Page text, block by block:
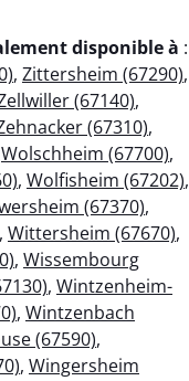
disponible à :
, Zittersheim (67290),
(67140),
(67310),
Wolschheim (67700),
, Wolfisheim (67202),
(67370),
, Wittersheim (67670),
, Wissembourg
, Wintzenheim-
, Wintzenbach
(67590),
, Wingersheim